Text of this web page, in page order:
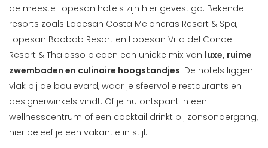
de meeste Lopesan hotels zijn hier gevestigd. Bekende
resorts zoals Lopesan Costa Meloneras Resort & Spa,
Lopesan Baobab Resort en Lopesan Villa del Conde
Resort & Thalasso bieden een unieke mix van luxe, ruime
zwembaden en culinaire hoogstandjes. De hotels liggen
vlak bij de boulevard, waar je sfeervolle restaurants en
designerwinkels vindt. Of je nu ontspant in een
wellnesscentrum of een cocktail drinkt bij zonsondergang,
hier beleef je een vakantie in stijl.